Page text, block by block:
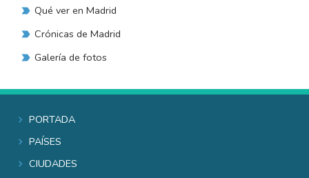
Qué ver en Madrid
Crónicas de Madrid
Galería de fotos
Portada
Países
Ciudades